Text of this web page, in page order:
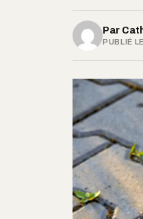
Par
PUBLIÉ